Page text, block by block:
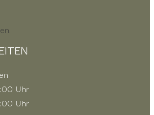
Uhr
Uhr